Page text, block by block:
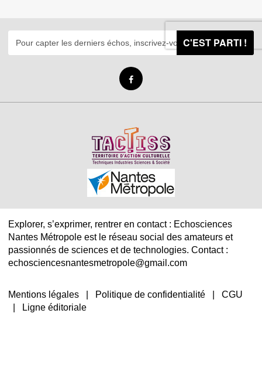
C'EST PARTI !
Explorer, s’exprimer, rentrer en contact : Echosciences
Nantes Métropole est le réseau social des amateurs et
passionnés de sciences et de technologies. Contact :
echosciencesnantesmetropole@gmail.com
Mentions légales Politique de confidentialité |CGU
Ligne éditoriale